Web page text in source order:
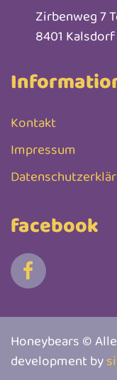
Zirbenweg 7
8401
Kontakt
Impressum
facebook
Honeybears ©
development by